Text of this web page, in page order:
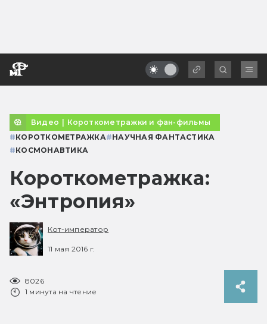
Видео | Короткометражки и фан-фильмы
#КОРОТКОМЕТРАЖКА#НАУЧНАЯ ФАНТАСТИКА
#КОСМОНАВТИКА
Короткометражка:
«Энтропия»
Кот-император
11 мая 2016 г.
8026
1 минута на чтение